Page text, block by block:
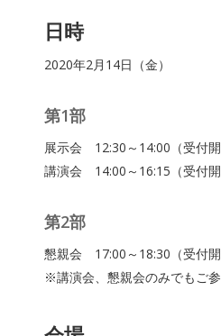
日時
2020年2月14日（金）
第1部
展示会 12:30～14:00（受付
講演会 14:00～16:15（受付開
第2部
懇親会 17:00～18:30（受付開
※講演会、懇親会のみでもご参